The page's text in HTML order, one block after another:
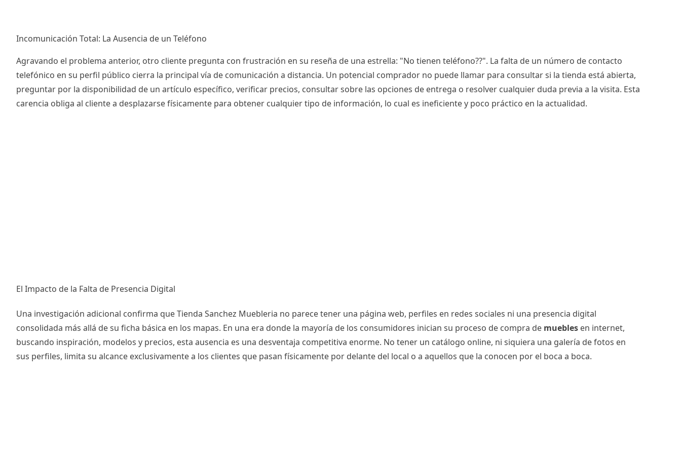
Incomunicación Total: La Ausencia de un Teléfono
Agravando el problema anterior, otro cliente pregunta con frustración en su reseña de una estrella: "No tienen teléfono??". La falta de un número de contacto
telefónico en su perfil público cierra la principal vía de comunicación a distancia. Un potencial comprador no puede llamar para consultar si la tienda está abierta,
preguntar por la disponibilidad de un artículo específico, verificar precios, consultar sobre las opciones de entrega o resolver cualquier duda previa a la visita. Esta
carencia obliga al cliente a desplazarse físicamente para obtener cualquier tipo de información, lo cual es ineficiente y poco práctico en la actualidad.
El Impacto de la Falta de Presencia Digital
Una investigación adicional confirma que Tienda Sanchez Muebleria no parece tener una página web, perfiles en redes sociales ni una presencia digital
consolidada más allá de su ficha básica en los mapas. En una era donde la mayoría de los consumidores inician su proceso de compra de muebles en internet,
buscando inspiración, modelos y precios, esta ausencia es una desventaja competitiva enorme. No tener un catálogo online, ni siquiera una galería de fotos en
sus perfiles, limita su alcance exclusivamente a los clientes que pasan físicamente por delante del local o a aquellos que la conocen por el boca a boca.